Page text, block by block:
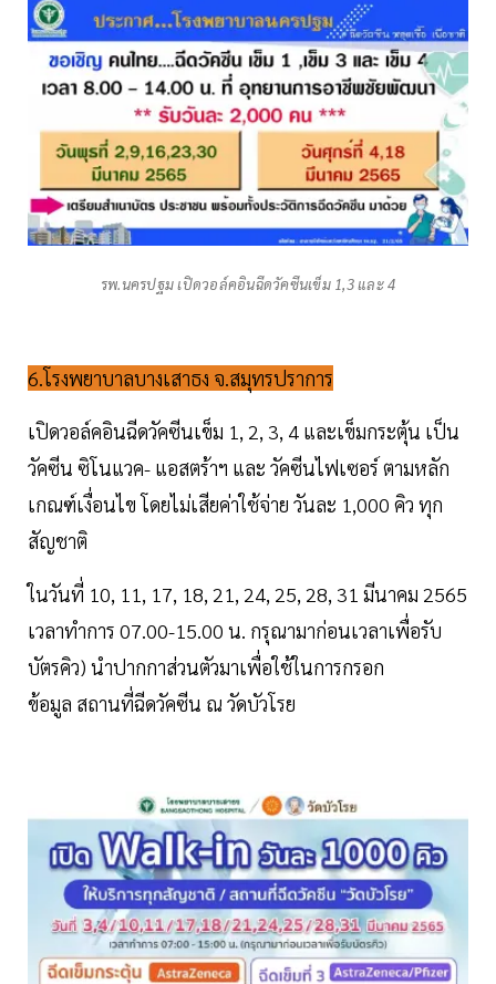
รพ.นครปฐม เปิดวอล์คอินฉีดวัคซีนเข็ม 1,3 และ 4
6.โรงพยาบาลบางเสาธง จ.สมุทรปราการ
เปิดวอล์คอินฉีดวัคซีนเข็ม 1, 2, 3, 4 และเข็มกระตุ้น เป็น
วัคซีน ซิโนแวค- แอสตร้าฯ และ วัคซีนไฟเซอร์ ตามหลัก
เกณฑ์เงื่อนไข โดยไม่เสียค่าใช้จ่าย วันละ 1,000 คิว ทุก
สัญชาติ
ในวันที่ 10, 11, 17, 18, 21, 24, 25, 28, 31 มีนาคม 2565
เวลาทำการ 07.00-15.00 น. กรุณามาก่อนเวลาเพื่อรับ
บัตรคิว) นำปากกาส่วนตัวมาเพื่อใช้ในการกรอก
ข้อมูล สถานที่ฉีดวัคซีน ณ วัดบัวโรย